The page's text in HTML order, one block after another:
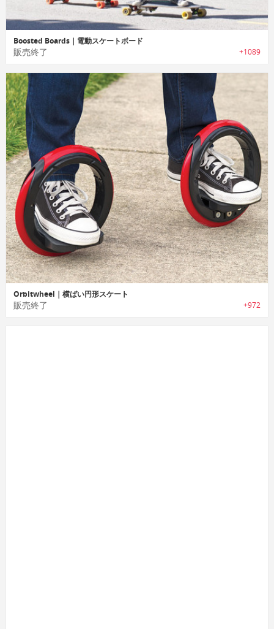
Boosted Boards｜電動スケートボード
販売終了 +1089
Orbitwheel｜横ばい円形スケート
販売終了 +972